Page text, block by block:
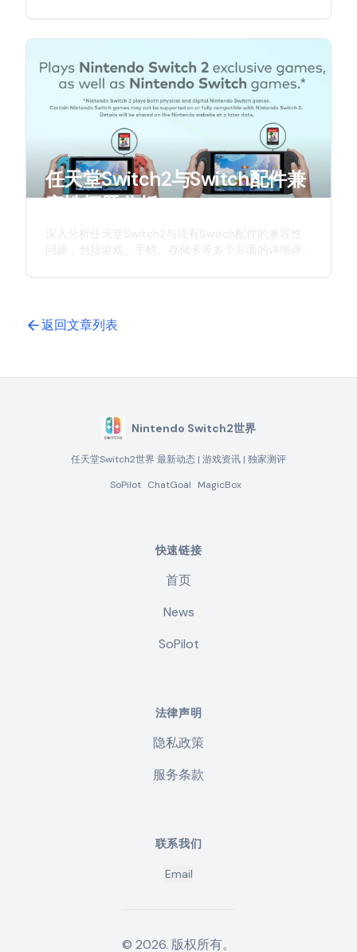
新一代游戏主机的硬件升级与创新特性。
任天堂Switch2与Switch配件兼
容性问题分析
深入分析任天堂Switch2与现有Switch配件的兼容性
问题，包括游戏、手柄、存储卡等多个方面的详细评
返回文章列表
Nintendo Switch2世界
任天堂Switch2世界 最新动态 | 游戏资讯 | 独家测评
SoPilot ChatGoal MagicBox
快速链接
首页
News
SoPilot
法律声明
隐私政策
服务条款
联系我们
Email
© 2026. 版权所有。